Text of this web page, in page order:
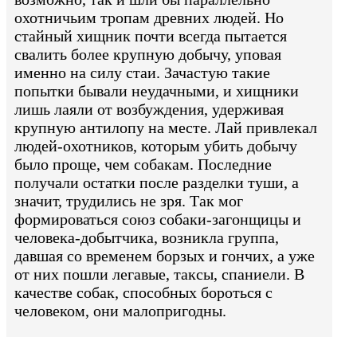
охотничьим тропам древних людей. Но
стайный хищник почти всегда пытается
свалить более крупную добычу, уповая
именно на силу стаи. Зачастую такие
попытки бывали неудачными, и хищники
лишь лаяли от возбуждения, удерживая
крупную антилопу на месте. Лай привлекал
людей-охотников, которым убить добычу
было проще, чем собакам. Последние
получали остатки после разделки туши, а
значит, трудились не зря. Так мог
формироваться союз собаки-загонщицы и
человека-добытчика, возникла группа,
давшая со временем борзых и гончих, а уже
от них пошли легавые, таксы, спаниели. В
качестве собак, способных бороться с
человеком, они малопригодны.